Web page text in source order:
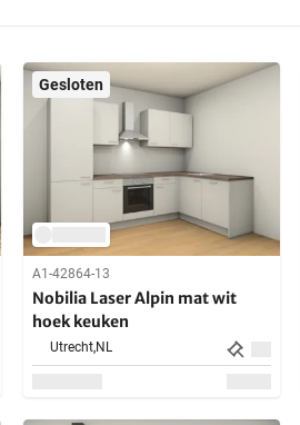
Gesloten
A1-42864-13
Nobilia Laser Alpin mat wit
hoek keuken
Utrecht,NL